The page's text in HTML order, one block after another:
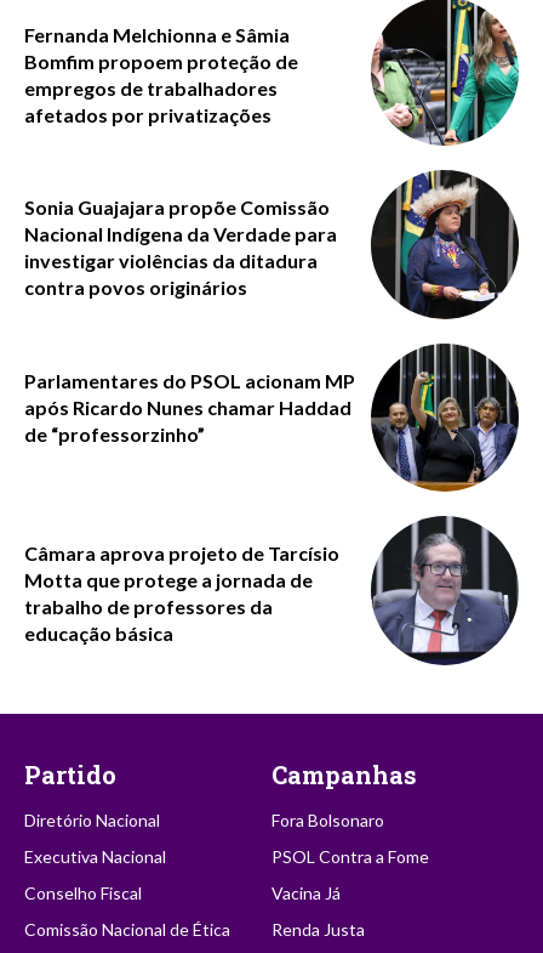
Fernanda Melchionna e Sâmia
Bomfim propoem proteção de
empregos de trabalhadores
afetados por privatizações
Sonia Guajajara propõe Comissão
Nacional Indígena da Verdade para
investigar violências da ditadura
contra povos originários
Parlamentares do PSOL acionam MP
após Ricardo Nunes chamar Haddad
de “professorzinho”
Câmara aprova projeto de Tarcísio
Motta que protege a jornada de
trabalho de professores da
educação básica
Partido
Diretório Nacional
Executiva Nacional
Conselho Fiscal
Comissão Nacional de Ética
Campanhas
Fora Bolsonaro
PSOL Contra a Fome
Vacina Já
Renda Justa